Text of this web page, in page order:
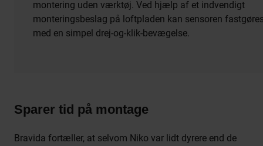
montering uden værktøj. Ved hjælp af et indvendigt
monteringsbeslag på loftpladen kan sensoren
med en simpel drej-og-klik-bevægelse.
Sparer tid på montage
Bravida fortæller, at selvom Niko var lidt dyrere end de